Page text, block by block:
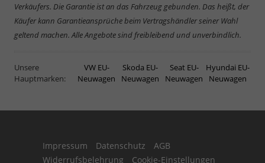
Verkäufers. Die Garantie ist an das Fahrzeug gebunden. Das heißt, der
Käufer kann Garantieansprüche beim Vertragshändler seiner Wahl
geltend machen. Alle Angebote sind freibleibend und unverbindlich.
Unsere
Hauptmarken:
VW EU-
Neuwagen
Skoda EU-
Neuwagen
Seat EU-
Neuwagen
Hyundai EU-
Neuwagen
Impressum Datenschutz
AGB
Widerrufsbelehrung
Cookie-Einstellungen